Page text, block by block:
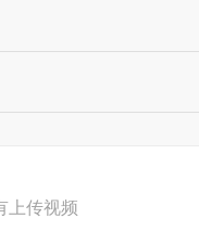
上传视频